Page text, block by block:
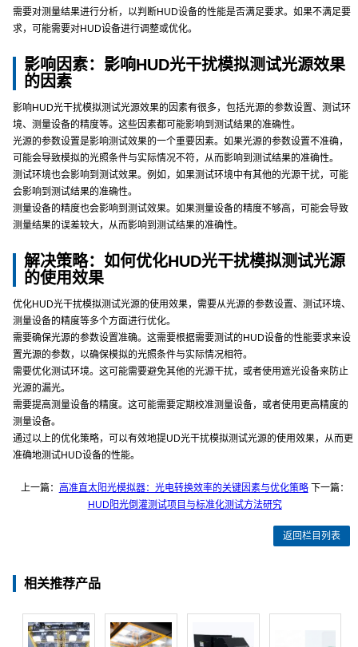
需要对测量结果进行分析，以判断HUD设备的性能是否满足要求。如果不满足要
求，可能需要对HUD设备进行调整或优化。
影响因素：影响HUD光干扰模拟测试光源效果
的因素
影响HUD光干扰模拟测试光源效果的因素有很多，包括光源的参数设置、测试环
境、测量设备的精度等。这些因素都可能影响到测试结果的准确性。
光源的参数设置是影响测试效果的一个重要因素。如果光源的参数设置不准确，
可能会导致模拟的光照条件与实际情况不符，从而影响到测试结果的准确性。
测试环境也会影响到测试效果。例如，如果测试环境中有其他的光源干扰，可能
会影响到测试结果的准确性。
测量设备的精度也会影响到测试效果。如果测量设备的精度不够高，可能会导致
测量结果的误差较大，从而影响到测试结果的准确性。
解决策略：如何优化HUD光干扰模拟测试光源
的使用效果
优化HUD光干扰模拟测试光源的使用效果，需要从光源的参数设置、测试环境、
测量设备的精度等多个方面进行优化。
需要确保光源的参数设置准确。这需要根据需要测试的HUD设备的性能要求来设
置光源的参数，以确保模拟的光照条件与实际情况相符。
需要优化测试环境。这可能需要避免其他的光源干扰，或者使用遮光设备来防止
光源的漏光。
需要提高测量设备的精度。这可能需要定期校准测量设备，或者使用更高精度的
测量设备。
通过以上的优化策略，可以有效地提UD光干扰模拟测试光源的使用效果，从而更
准确地测试HUD设备的性能。
上一篇： 高准直太阳光模拟器：光电转换效率的关键因素与优化策略下一篇：
HUD阳光倒灌测试项目与标准化测试方法研究
返回栏目列表
相关推荐产品